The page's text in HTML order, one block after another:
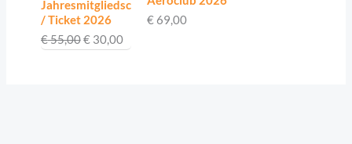
Jahresmitgliedschaft
/ Ticket 2026
€55,00€30,00
€ 69,00